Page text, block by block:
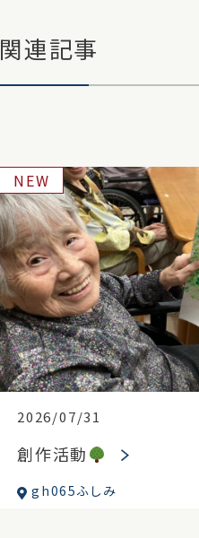
関連記事
2026/07/31
NEW
創作活動
gh065ふしみ